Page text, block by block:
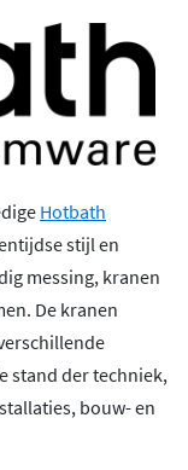
Hotbath
stijl en
messing, kranen
De kranen
stand der techniek,
bouw- en